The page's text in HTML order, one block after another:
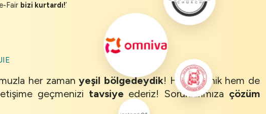
Fair bizi kurtardı!’
her zamanyeşil bölgedeydik! Hem teknik hem de
geçmenizi tavsiye ederiz! Sorunlarımıza çözüm